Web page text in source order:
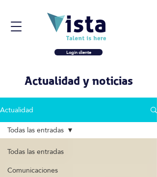
Login cliente
Actualidad y noticias
Actualidad
Todas las entradas
Comunicaciones
Todas las entradas